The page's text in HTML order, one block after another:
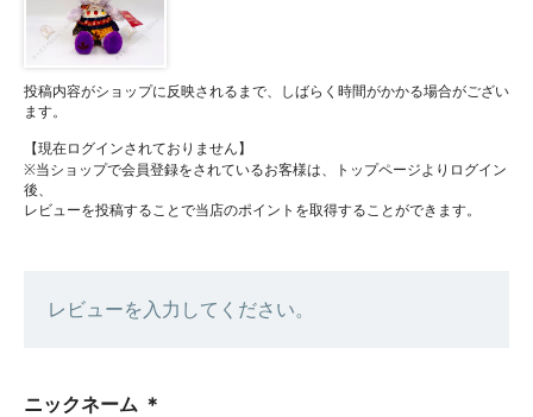
投稿内容がショップに反映されるまで、しばらく時間がかかる場合がござい
ます。
【現在ログインされておりません】
※当ショップで会員登録をされているお客様は、トップページよりログイン
後、
レビューを投稿することで当店のポイントを取得することができます。
レビューを入力してください。
ニックネーム ＊